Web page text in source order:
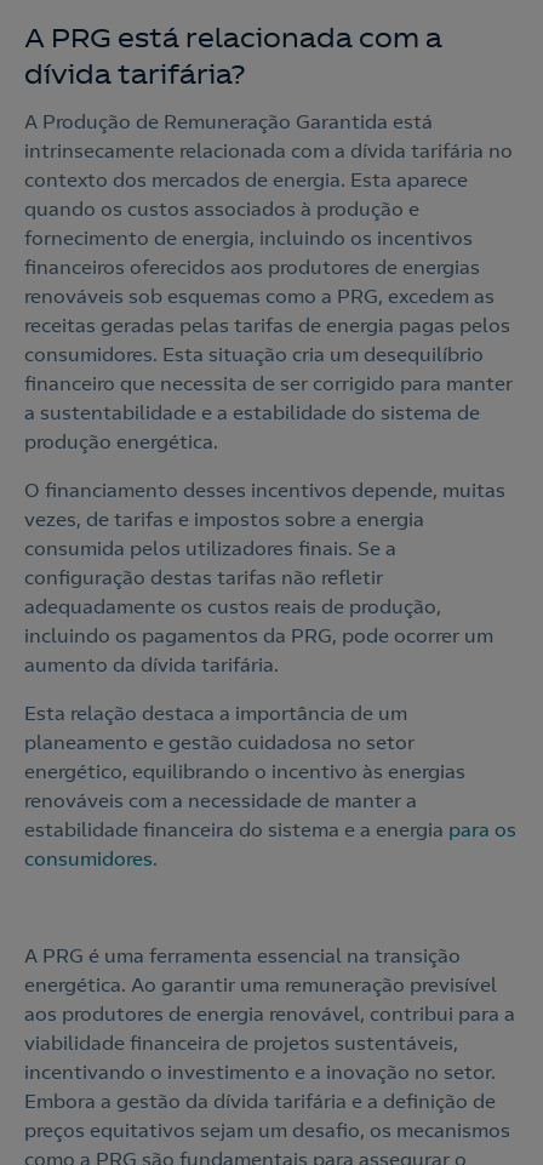
A PRG está relacionada com a
dívida tarifária?
A Produção de Remuneração Garantida está
intrinsecamente relacionada com a dívida tarifária no
contexto dos mercados de energia. Esta aparece
quando os custos associados à produção e
fornecimento de energia, incluindo os incentivos
financeiros oferecidos aos produtores de energias
renováveis sob esquemas como a PRG, excedem as
receitas geradas pelas tarifas de energia pagas pelos
consumidores. Esta situação cria um desequilíbrio
financeiro que necessita de ser corrigido para manter
a sustentabilidade e a estabilidade do sistema de
produção energética.
O financiamento desses incentivos depende, muitas
vezes, de tarifas e impostos sobre a energia
consumida pelos utilizadores finais. Se a
configuração destas tarifas não refletir
adequadamente os custos reais de produção,
incluindo os pagamentos da PRG, pode ocorrer um
aumento da dívida tarifária.
Esta relação destaca a importância de um
planeamento e gestão cuidadosa no setor
energético, equilibrando o incentivo às energias
renováveis com a necessidade de manter a
estabilidade financeira do sistema e a energia para os
consumidores.
A PRG é uma ferramenta essencial na transição
energética. Ao garantir uma remuneração previsível
aos produtores de energia renovável, contribui para a
viabilidade financeira de projetos sustentáveis,
incentivando o investimento e a inovação no setor.
Embora a gestão da dívida tarifária e a definição de
preços equitativos sejam um desafio, os mecanismos
como a PRG são fundamentais para assegurar o